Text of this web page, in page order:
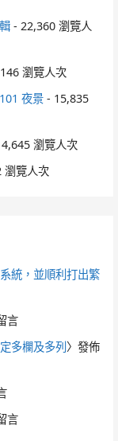
- 22,360 瀏覽人
瀏覽人次
夜景 - 15,835
瀏覽人次
瀏覽人次
統，並順利打出繁
言
多欄及多列〉發佈
言